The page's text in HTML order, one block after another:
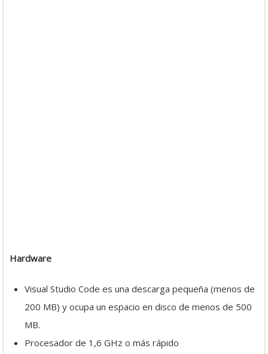
Hardware
Visual Studio Code es una descarga pequeña (menos de
200 MB) y ocupa un espacio en disco de menos de 500
MB.
Procesador de 1,6 GHz o más rápido